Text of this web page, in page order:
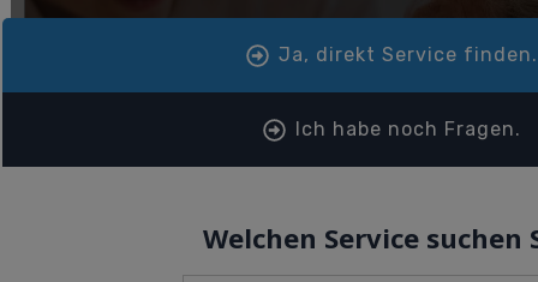
Ja, direkt Service finden.
Ich habe noch Fragen.
Welchen Service suchen